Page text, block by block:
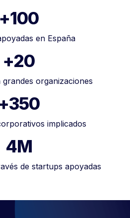
+100
en España
+20
organizaciones
implicados
4M
de startups apoyadas